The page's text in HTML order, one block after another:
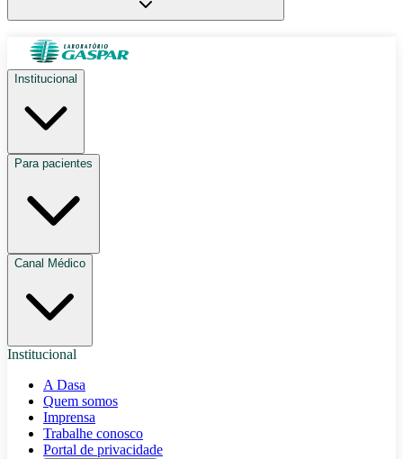
Institucional
Para pacientes
Canal Médico
Institucional
A Dasa
Quem somos
Imprensa
Trabalhe conosco
Portal de privacidade